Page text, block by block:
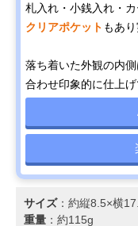
札入れ・小銭入れ・カ
クリアポケット もあ
落ち着いた外観の内
合わせ印象的に仕上げ
サイズ：約縦8.5×横
重量 ：約115g